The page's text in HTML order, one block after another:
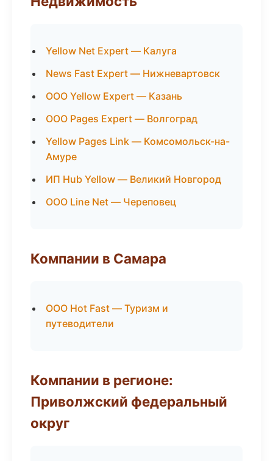
Yellow Net Expert — Калуга
News Fast Expert — Нижневартовск
ООО Yellow Expert — Казань
ООО Pages Expert — Волгоград
Yellow Pages Link — Комсомольск-на-
Амуре
ИП Hub Yellow — Великий Новгород
ООО Line Net — Череповец
Компании в Самара
ООО Hot Fast — Туризм и
путеводители
Компании в регионе:
Приволжский федеральный
округ